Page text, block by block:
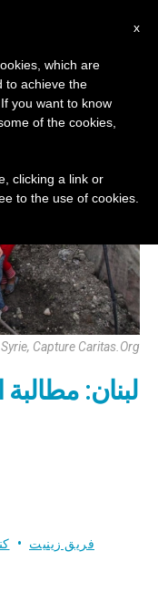
Capture Caritas.Org
لبنان:
فريق زينيت
x
which are
to achieve the
you want to know
of the cookies,
clicking a link or
to the use of cookies.